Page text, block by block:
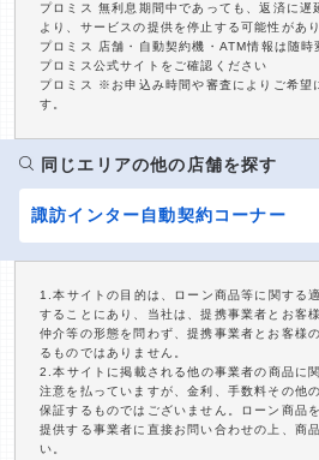
プロミス 無利息期間中であっても、返済に遅
より、サービスの提供を停止する可能性があり
プロミス 店舗・自動契約機・ATM情報は随時
プロミス公式サイトをご確認ください
プロミス ※お申込み時間や審査によりご希望
す。
同じエリアの他の店舗を探す
諏訪インター自動契約コーナー
1.本サイトの目的は、ローン商品等に関する
することにあり、当社は、提携事業者とお客
仲介等の形態を問わず、提携事業者とお客様
るものではありません。
2.本サイトに掲載される他の事業者の商品に
注意を払っていますが、金利、手数料その他
保証するものではございません。ローン商品
提供する事業者に直接お問い合わせの上、商
い。